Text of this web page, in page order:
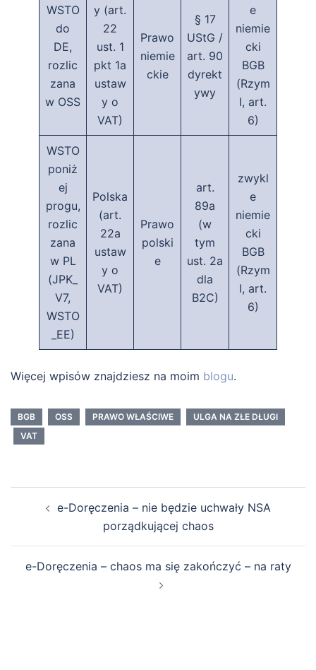
WSTO
do
DE,
rozlic
zana
w OSS
y (art.
22
ust. 1
pkt 1a
ustaw
y o
VAT)
Prawo
niemie
ckie
§ 17
UStG /
art. 90
dyrekt
ywy
e
niemie
cki
BGB
(Rzym
I, art.
6)
WSTO
poniż
ej
progu,
rozlic
zana
w PL
(JPK_
V7,
WSTO
_EE)
Polska
(art.
22a
ustaw
y o
VAT)
Prawo
polski
e
art.
89a
(w
tym
ust. 2a
dla
B2C)
zwykl
e
niemie
cki
BGB
(Rzym
I, art.
6)
Więcej wpisów znajdziesz na moim blogu.
BGB OSS PRAWO WŁAŚCIWE
ULGA NA ZŁE DŁUGI
VAT
wpisue-Doręczenia – nie będzie uchwały NSA
porządkującej chaos
e-Doręczenia – chaos ma się zakończyć – na raty